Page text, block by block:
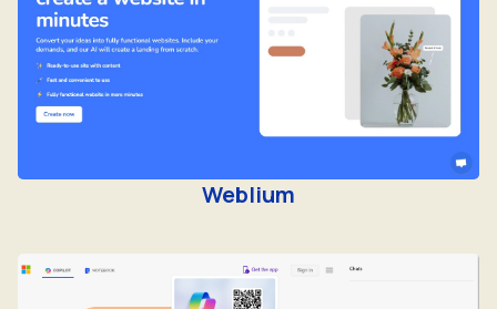
Weblium